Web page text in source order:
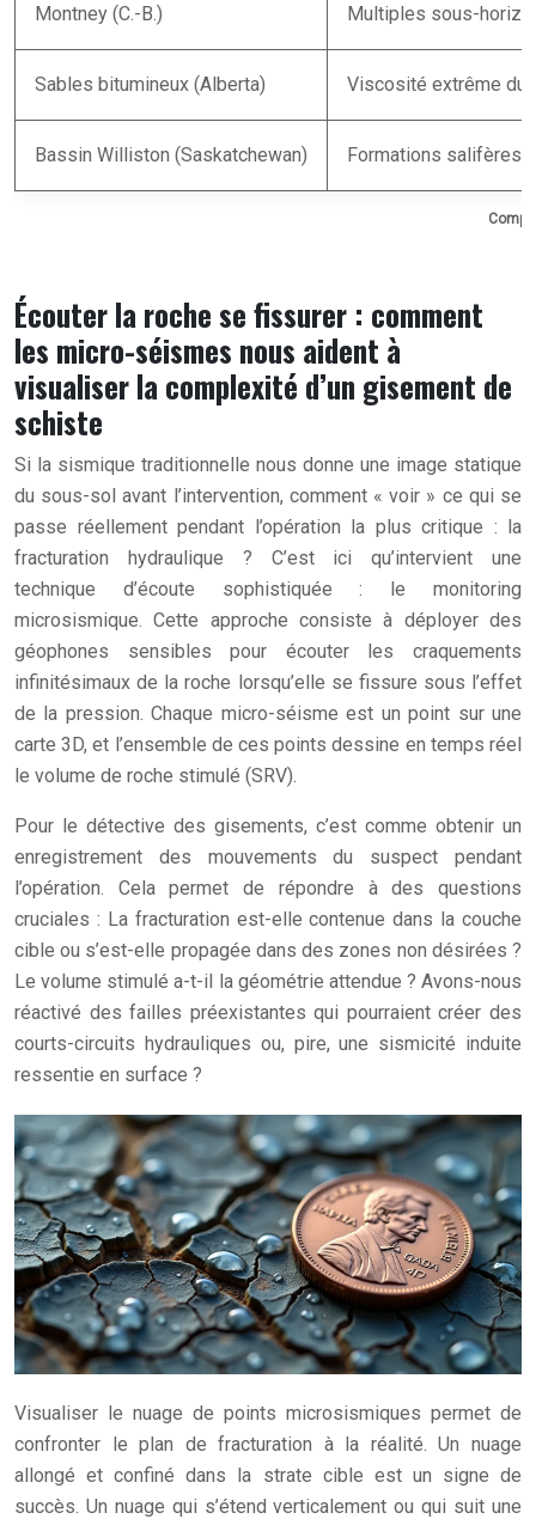
Montney (C.-B.) Multiples sous-
Sables bitumineux (Alberta) Viscosité extrême du
Bassin Williston (Saskatchewan) Formations salifères
Écouter la roche se fissurer : comment
les micro-séismes nous aident à
visualiser la complexité d’un gisement de
schiste
Si la sismique traditionnelle nous donne une image statique
du sous-sol avant l’intervention, comment « voir » ce qui se
passe réellement pendant l’opération la plus critique : la
fracturation hydraulique ? C’est ici qu’intervient une
technique d’écoute sophistiquée : le monitoring
microsismique. Cette approche consiste à déployer des
géophones sensibles pour écouter les craquements
infinitésimaux de la roche lorsqu’elle se fissure sous l’effet
de la pression. Chaque micro-séisme est un point sur une
carte 3D, et l’ensemble de ces points dessine en temps réel
le volume de roche stimulé (SRV).
Pour le détective des gisements, c’est comme obtenir un
enregistrement des mouvements du suspect pendant
l’opération. Cela permet de répondre à des questions
cruciales : La fracturation est-elle contenue dans la couche
cible ou s’est-elle propagée dans des zones non désirées ?
Le volume stimulé a-t-il la géométrie attendue ? Avons-nous
réactivé des failles préexistantes qui pourraient créer des
courts-circuits hydrauliques ou, pire, une sismicité induite
ressentie en surface ?
Visualiser le nuage de points microsismiques permet de
confronter le plan de fracturation à la réalité. Un nuage
allongé et confiné dans la strate cible est un signe de
succès. Un nuage qui s’étend verticalement ou qui suit une